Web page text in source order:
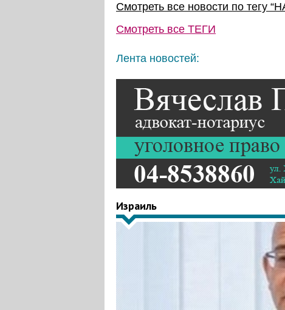
Смотреть все новости по тегу “
Смотреть все ТЕГИ
Лента новостей:
Израиль